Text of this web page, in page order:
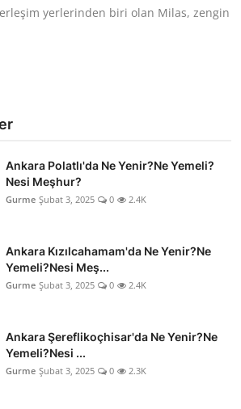
& İpuçları
Yemekleri
Tarihi
Bilgiler
yerlerinden biri olan Milas, zengin
Ankara Polatlı'da Ne Yenir?Ne Yemeli?
Nesi Meşhur?
Gurme Şubat 3, 2025 0 2.4K
Ankara Kızılcahamam'da Ne Yenir?Ne
Yemeli?Nesi Meş...
Gurme Şubat 3, 2025 0 2.4K
Ankara Şereflikoçhisar'da Ne Yenir?Ne
Yemeli?Nesi ...
Gurme Şubat 3, 2025 0 2.3K